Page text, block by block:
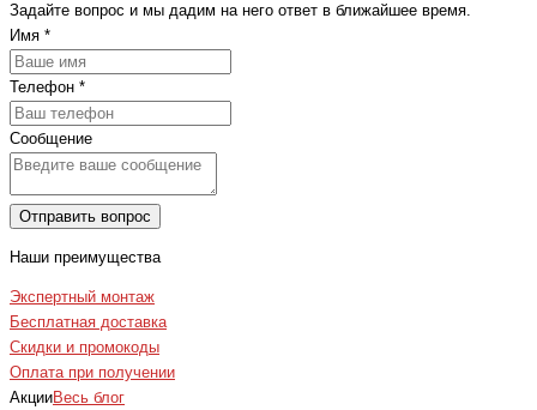
Задайте вопрос и мы дадим на него ответ в ближайшее время.
Имя *
Телефон *
Сообщение
Отправить вопрос
Наши преимущества
Экспертный монтаж
Бесплатная доставка
Скидки и промокоды
Оплата при получении
АкцииВесь блог